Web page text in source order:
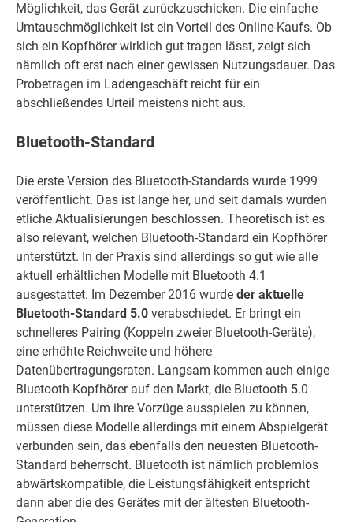
Möglichkeit, das Gerät zurückzuschicken. Die einfache
Umtauschmöglichkeit ist ein Vorteil des Online-Kaufs. Ob
sich ein Kopfhörer wirklich gut tragen lässt, zeigt sich
nämlich oft erst nach einer gewissen Nutzungsdauer. Das
Probetragen im Ladengeschäft reicht für ein
abschließendes Urteil meistens nicht aus.
Bluetooth-Standard
Die erste Version des Bluetooth-Standards wurde 1999
veröffentlicht. Das ist lange her, und seit damals wurden
etliche Aktualisierungen beschlossen. Theoretisch ist es
also relevant, welchen Bluetooth-Standard ein Kopfhörer
unterstützt. In der Praxis sind allerdings so gut wie alle
aktuell erhältlichen Modelle mit Bluetooth 4.1
ausgestattet. Im Dezember 2016 wurde der aktuelle
Bluetooth-Standard 5.0 verabschiedet. Er bringt ein
schnelleres Pairing (Koppeln zweier Bluetooth-Geräte),
eine erhöhte Reichweite und höhere
Datenübertragungsraten. Langsam kommen auch einige
Bluetooth-Kopfhörer auf den Markt, die Bluetooth 5.0
unterstützen. Um ihre Vorzüge ausspielen zu können,
müssen diese Modelle allerdings mit einem Abspielgerät
verbunden sein, das ebenfalls den neuesten Bluetooth-
Standard beherrscht. Bluetooth ist nämlich problemlos
abwärtskompatible, die Leistungsfähigkeit entspricht
dann aber die des Gerätes mit der ältesten Bluetooth-